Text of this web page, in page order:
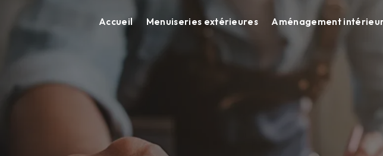
Accueil Menuiseries extérieures Aménagement